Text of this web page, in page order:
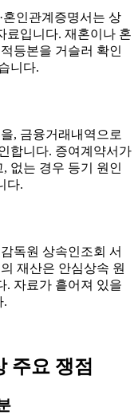
혼인관계증명서는 상
료입니다. 재혼이나 혼
등본을 거슬러 확인
니다.
, 금융거래내역으로
합니다. 증여계약서가
없는 경우 등기 원인
다.
독원 상속인조회 서
재산은 안심상속 원
. 자료가 흩어져 있을
.
주요 쟁점